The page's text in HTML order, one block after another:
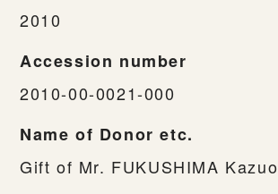
2010
Accession number
2010-00-0021-000
Name of Donor etc.
Gift of Mr. FUKUSHIMA Kazuo